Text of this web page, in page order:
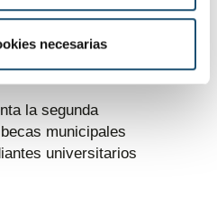
necesarias
la segunda
municipales
universitarios